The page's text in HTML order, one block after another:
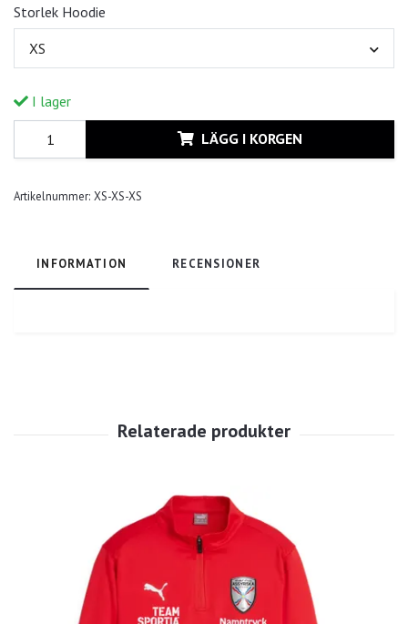
Storlek Hoodie
XS
I lager
LÄGG I KORGEN
Artikelnummer: XS-XS-XS
INFORMATION RECENSIONER